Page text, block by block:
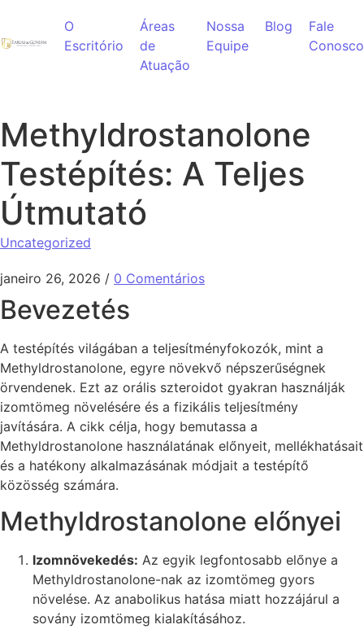
O
Escritório
Áreas
de
Atuação
Nossa
Equipe
Blog
Fale
Conosco
Methyldrostanolone
Testépítés: A Teljes
Útmutató
Uncategorized
janeiro 26, 2026 / 0 Comentários
Bevezetés
A testépítés világában a teljesítményfokozók, mint a
Methyldrostanolone, egyre növekvő népszerűségnek
örvendenek. Ezt az orális szteroidot gyakran használják
izomtömeg növelésére és a fizikális teljesítmény
javítására. A cikk célja, hogy bemutassa a
Methyldrostanolone használatának előnyeit, mellékhatásait
és a hatékony alkalmazásának módjait a testépítő
közösség számára.
Methyldrostanolone előnyei
Izomnövekedés: Az egyik legfontosabb előnye a
Methyldrostanolone-nak az izomtömeg gyors
növelése. Az anabolikus hatása miatt hozzájárul a
sovány izomtömeg kialakításához.